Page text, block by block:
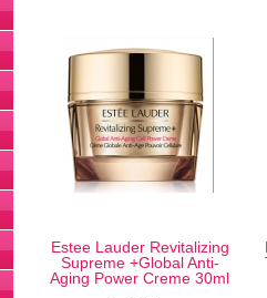
Estee Lauder Revitalizing
Supreme +Global Anti-
Aging Power Creme 30ml